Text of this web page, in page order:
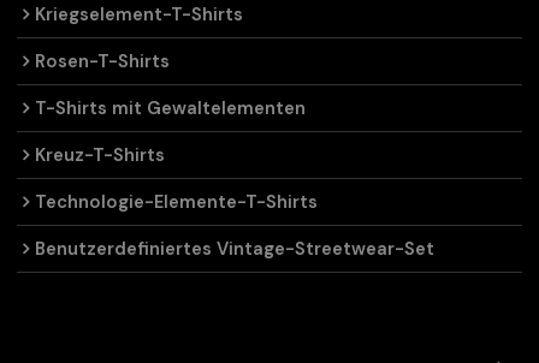
Kriegselement-T-Shirts
Rosen-T-Shirts
T-Shirts mit Gewaltelementen
Kreuz-T-Shirts
Technologie-Elemente-T-Shirts
Benutzerdefiniertes Vintage-Streetwear-Set